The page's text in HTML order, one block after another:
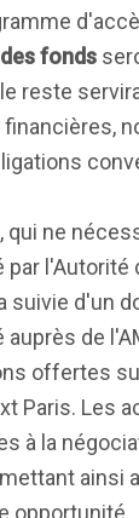
des fonds
reste
qui ne
l'Autorité
suivie d'un
de
offertes
Paris. Les
à la
ainsi
opportunité.